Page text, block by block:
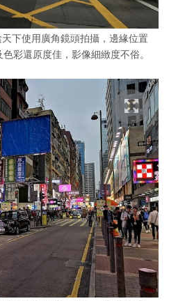
下使用廣角鏡頭拍攝，邊緣位置
彩還原度佳，影像細緻度不俗。